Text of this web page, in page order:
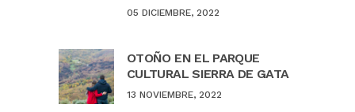
05 DICIEMBRE, 2022
OTOÑO EN EL PARQUE
CULTURAL SIERRA DE GATA
13 NOVIEMBRE, 2022